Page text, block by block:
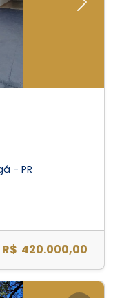
Next
- PR
R$ 420.000,00